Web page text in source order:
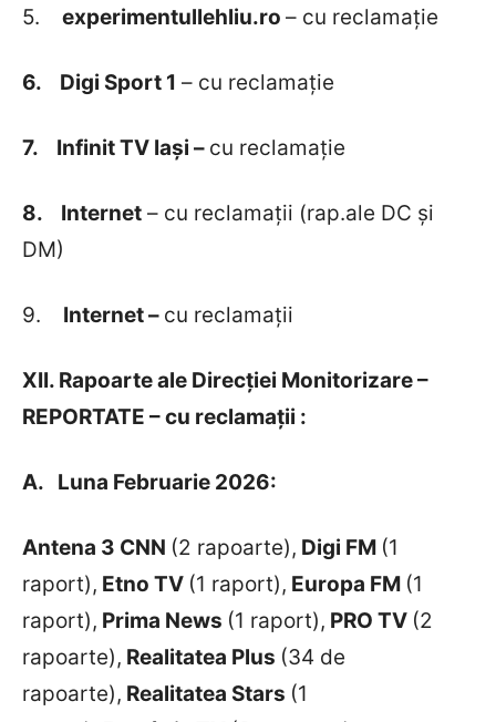
5. experimentullehliu.ro – cu reclamație
6. Digi Sport 1 – cu reclamație
7. Infinit TV Iași – cu reclamație
8. Internet – cu reclamații (rap.ale DC și
DM)
9. Internet – cu reclamații
XII. Rapoarte ale Direcției Monitorizare –
REPORTATE – cu reclamații :
A. Luna Februarie 2026:
Antena 3 CNN (2 rapoarte), Digi FM (1
raport), Etno TV (1 raport), Europa FM (1
raport), Prima News (1 raport), PRO TV (2
rapoarte), Realitatea Plus (34 de
rapoarte), Realitatea Stars (1